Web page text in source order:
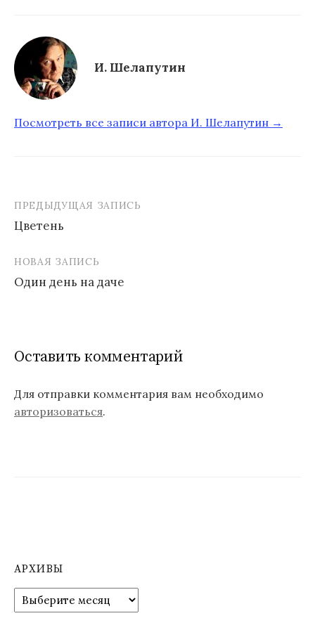
И. Шелапутин
Посмотреть все записи автора И. Шелапутин →
а
ц
и
п
и
с
ПРЕДЫДУЩАЯ ЗАПИСЬ
Цветень
НОВАЯ ЗАПИСЬ
Один день на даче
Оставить комментарий
Для отправки комментария вам необходимо
авторизоваться.
АРХИВЫ
р